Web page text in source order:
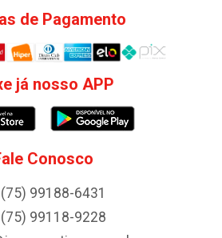
de Pagamento
já nosso APP
Conosco
(75) 99188-6431
(75) 99118-9228